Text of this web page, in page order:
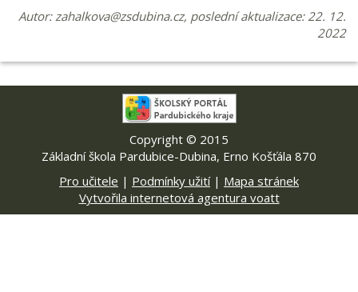
Autor:zahalkova@zsdubina.cz, poslední aktualizace: 22. 12.
2022
Copyright © 2015
Základní škola Pardubice-Dubina, Erno Košťála 870
Pro učitele | Podmínky užití| Mapa stránek
Vytvořila internetová agentura voatt